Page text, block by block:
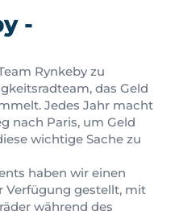
-
Rynkeby zu
das Geld
Jedes Jahr macht
nach Paris, um Geld
wichtige Sache zu
haben wir einen
Verfügung gestellt, mit
während des